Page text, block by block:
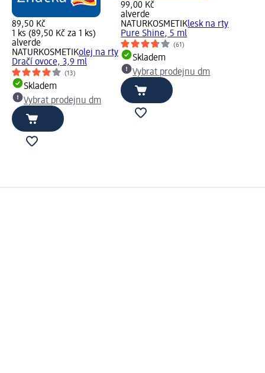
89,50 Kč
1 ks (89,50 Kč za 1 ks)
alverde
NATURKOSMETIKolej na rty
Dračí ovoce, 3,9 ml
(13)
Skladem
Vybrat prodejnu dm
99,00 Kč
alverde
NATURKOSMETIKlesk na rty
Pure Shine, 5 ml
(61)
Skladem
Vybrat prodejnu dm